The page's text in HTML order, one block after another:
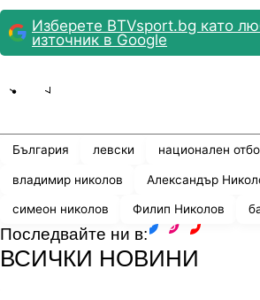
Изберете BTVsport.bg като
източник в Google
България левски национален
владимир николов Александър
симеон николов Филип Николов
Последвайте ни в:
ВСИЧКИ НОВИНИ